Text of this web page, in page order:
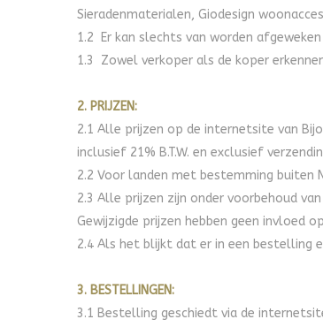
Sieradenmaterialen, Giodesign
1.2 Er kan slechts van worden
1.3 Zowel verkoper als de koper
2. PRIJZEN:
2.1 Alle prijzen op de internetsite van
inclusief 21% B.T.W. en exclusief
2.2 Voor landen met bestemming buiten
2.3 Alle prijzen zijn onder voorbehoud
Gewijzigde prijzen hebben geen invloed
2.4 Als het blijkt dat er in een bestelling
3. BESTELLINGEN:
3.1 Bestelling geschiedt via de